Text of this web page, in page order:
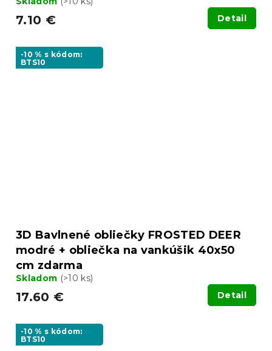
7.10 € Detail
-10 % s kódom:
BTS10
3D Bavlnené obliečky FROSTED DEER
modré + obliečka na vankúšik 40x50
cm zdarma
Skladom (>10 ks)
17.60 € Detail
-10 % s kódom:
BTS10